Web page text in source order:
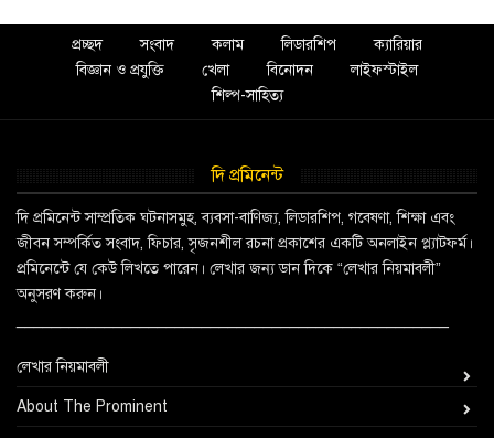
প্রচ্ছদ সংবাদ কলাম লিডারশিপ
ক্যারিয়ার
বিজ্ঞান ও প্রযুক্তি
খেলা বিনোদন
লাইফস্টাইল
শিল্প-সাহিত্য
দি প্রমিনেন্ট
দি প্রমিনেন্ট সাম্প্রতিক ঘটনাসমুহ, ব্যবসা-বাণিজ্য, লিডারশিপ, গবেষণা, শিক্ষা এবং
জীবন সম্পর্কিত সংবাদ, ফিচার, সৃজনশীল রচনা প্রকাশের একটি অনলাইন প্ল্যাটফর্ম।
প্রমিনেন্টে যে কেউ লিখতে পারেন। লেখার জন্য ডান দিকে “লেখার নিয়মাবলী”
অনুসরণ করুন।
লেখার নিয়মাবলী
About The Prominent